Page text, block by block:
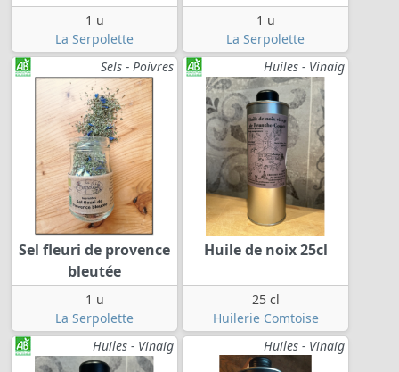
1 u
La Serpolette
1 u
La Serpolette
Sels - Poivres
Sel fleuri de provence
bleutée
1 u
La Serpolette
Huiles - Vinaig
Huile de noix 25cl
25 cl
Huilerie Comtoise
Huiles - Vinaig
Huiles - Vinaig